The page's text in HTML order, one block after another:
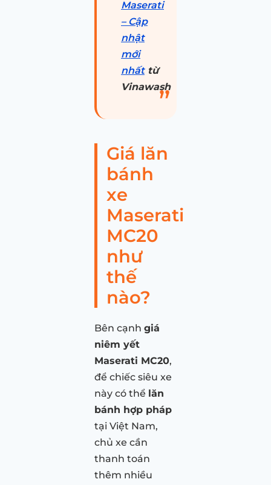
Maserati
– Cập
nhật
mới
nhấttừ
Vinawash
Giá lăn
bánh
xe
Maserati
MC20
như
thế
nào?
Bên cạnh giá
niêm yết
Maserati MC20,
để chiếc siêu xe
này có thể lăn
bánh hợp pháp
tại Việt Nam,
chủ xe cần
thanh toán
thêm nhiều